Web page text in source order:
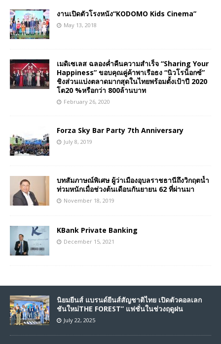
งานเปิดตัวโรงหนัง“KODOMO Kids Cinema”
May 13, 2018
เมดิเซเลส ฉลองค่ำคืนความสำเร็จ “Sharing Your
Happiness” ขอบคุณคู่ค้าพาเรือธง “นิวโรน็อกซ์”
ชิงส่วนแบ่งตลาดมากสุดในไทยพร้อมตั้งเป้าปี 2020
โต20 %หรือกว่า 800ล้านบาท
February 26, 2020
Forza Sky Bar Party 7th Anniversary
July 8, 2019
บทสัมภาษณ์พิเศษ ผู้ว่าเมืองอุบลราชธานีถึงวิกฤตน้ำ
ท่วมหนักเมื่อช่วงต้นเดือนกันยายน 62 ที่ผ่านมา
November 18, 2019
KBank Private Banking
December 15, 2021
นิยมยีนส์ แบรนด์ยีนส์สัญชาติไทย เปิดตัวคอลเลก
ชันใหม่THE FOREST” แฟชั่นในช่วงฤดูฝน
July 22, 2025